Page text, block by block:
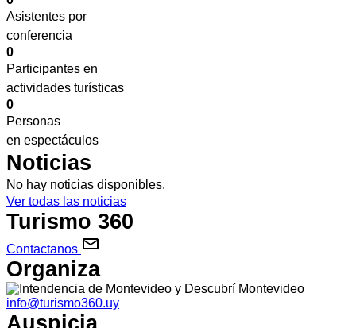
Asistentes por
conferencia
0
Participantes en
actividades turísticas
0
Personas
en espectáculos
Noticias
No hay noticias disponibles.
Ver todas las noticias
Turismo 360
Contactanos
Organiza
info@turismo360.uy
Auspicia